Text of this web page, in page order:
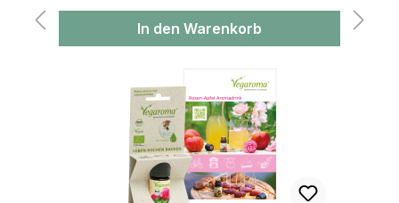
Eisvariationen, Salatdressing, Cocktails,
Smoothies u.v.a.m. Speisevorschläge: Rosen-
Himbeersorbet, Orangen-Rosen-Shrimps,
Rosenbutter, Orientalisches Rosensalz, Rosen-
Orangen-Pfeffer, Rosen-Marzipan-Konfekt.
Weitere Rezepte in „Rosenküche - Feine
Rezepte mit Blütenblättern und Essenzen“ von
Maria M. Kettenring, Joy Verlag Der Einsatz des
Aromaöls sollte sehr sparsam und stark
In den Warenkorb